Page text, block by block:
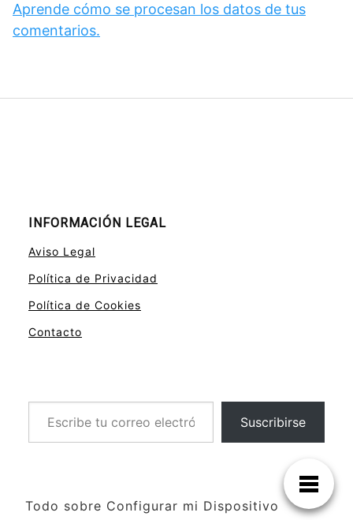
Aprende cómo se procesan los datos de tus
comentarios.
INFORMACIÓN LEGAL
Aviso Legal
Política de Privacidad
Política de Cookies
Contacto
Escribe tu correo electrónico…
Suscribirse
Todo sobre Configurar mi Dispositivo